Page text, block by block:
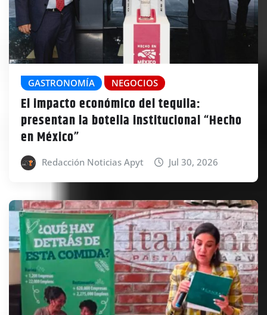
GASTRONOMÍA NEGOCIOS
El impacto económico del tequila:
presentan la botella institucional “Hecho
en México”
Redacción Noticias Apyt Jul 30, 2026